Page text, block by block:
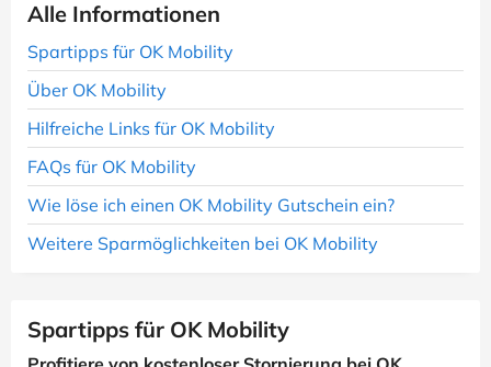
Alle Informationen
Spartipps für OK Mobility
Über OK Mobility
Hilfreiche Links für OK Mobility
FAQs für OK Mobility
Wie löse ich einen OK Mobility Gutschein ein?
Weitere Sparmöglichkeiten bei OK Mobility
Spartipps für OK Mobility